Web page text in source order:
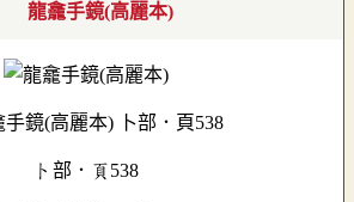
龍龕手鏡(高麗本)
卜部．頁538